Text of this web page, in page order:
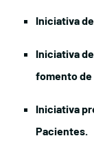
Iniciativa
Iniciativa
fomento de
Iniciativa
Pacientes.